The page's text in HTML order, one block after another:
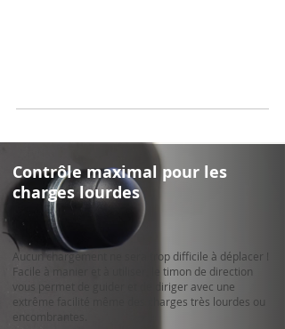
Contrôle maximal pour les
charges lourdes
Aucun chargement ne sera trop difficile à déplacer !
Facile à manier et à utiliser, le timon de direction
vous permet de guider et de diriger avec une
extrême facilité même des charges très lourdes ou
encombrantes.